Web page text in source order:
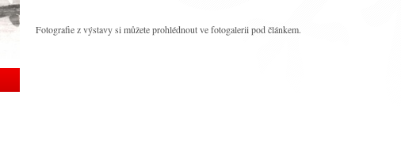
Fotografie z výstavy si můžete prohlédnout ve fotogalerii pod článkem.